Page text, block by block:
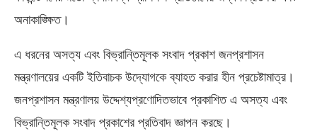
অনাকাঙ্ক্ষিত।
এ ধরনের অসত্য এবং বিভ্রান্তিমূলক সংবাদ প্রকাশ জনপ্রশাসন
মন্ত্রণালয়ের একটি ইতিবাচক উদ্যোগকে ব্যাহত করার হীন প্রচেষ্টামাত্র।
জনপ্রশাসন মন্ত্রণালয় উদ্দেশ্যপ্রণোদিতভাবে প্রকাশিত এ অসত্য এবং
বিভ্রান্তিমূলক সংবাদ প্রকাশের প্রতিবাদ জ্ঞাপন করছে।